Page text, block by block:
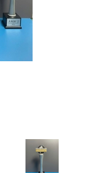
2025
Miss Earth Vietnam 2025
Cúp hoa hậu Miss Earth